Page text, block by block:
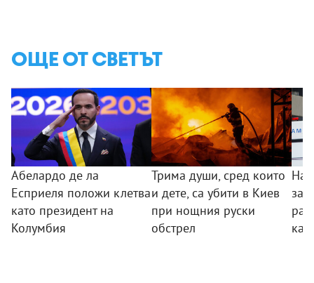
ОЩЕ ОТ СВЕТЪТ
Абелардо де ла
Есприеля положи клетва
като президент на
Колумбия
Трима души, сред които
и дете, са убити в Киев
при нощния руски
обстрел